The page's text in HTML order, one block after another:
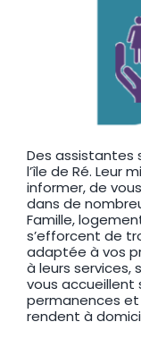
Des assistantes
l’île de Ré. Leur
informer, de
dans de
Famille,
s’efforcent de
adaptée à vos
à leurs services,
vous accueillent
permanences
rendent à